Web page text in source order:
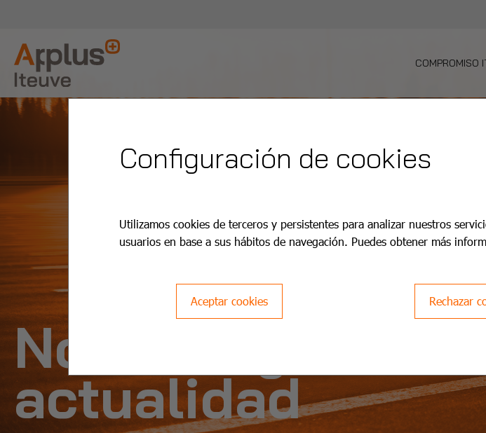
COMPROMISO
Noticias y
actualidad
Configuración de cookies
Utilizamos cookies de terceros y persistentes para analizar nuestros
usuarios en base a sus hábitos de navegación. Puedes obtener más
Aceptar cookies Rechazar